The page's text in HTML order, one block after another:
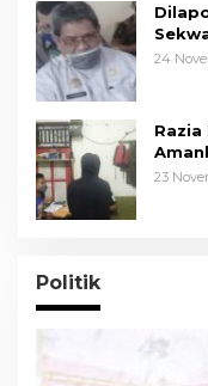
24
Razia
23
Politik